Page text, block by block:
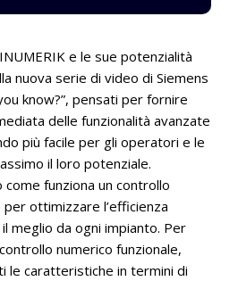
e le sue potenzialità
nuova serie di video di Siemens
know?”, pensati per fornire
delle funzionalità avanzate
più facile per gli operatori e le
il loro potenziale.
funziona un controllo
ottimizzare l’efficienza
meglio da ogni impianto. Per
numerico funzionale,
le caratteristiche in termini di